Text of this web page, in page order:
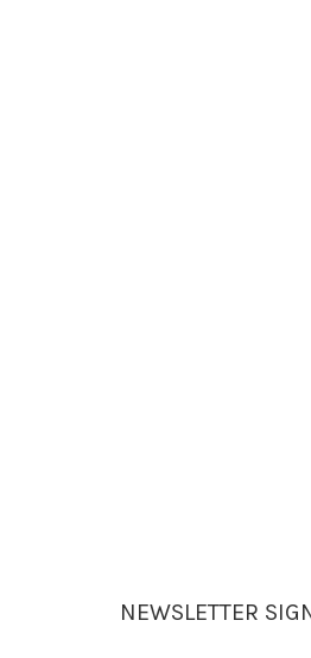
NEWSLETTER